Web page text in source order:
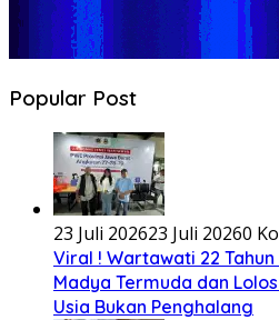
Popular Post
23 Juli 202623 Juli 20260
Viral ! Wartawati 22
Madya Termuda dan
Usia Bukan Penghalang